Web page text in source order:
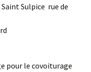
Sulpice rue de
pour le covoiturage